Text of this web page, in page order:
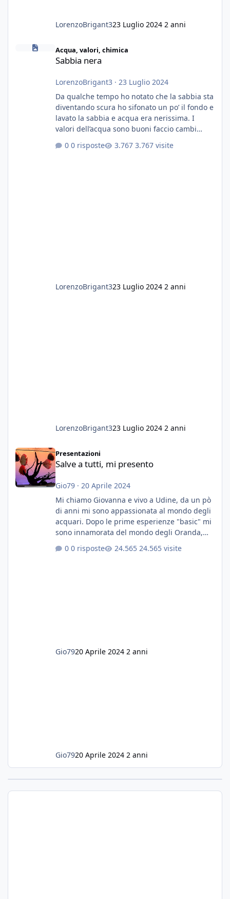
LorenzoBrigant323 Luglio 2024 2 anni
Sabbia nera
Acqua, valori, chimica
Sabbia nera
LorenzoBrigant3 · 23 Luglio 2024
Da qualche tempo ho notato che la sabbia sta
diventando scura ho sifonato un po’ il fondo e
lavato la sabbia e acqua era nerissima. I
valori dell’acqua sono buoni faccio cambi
fertilizzato.le foglie delle piante sono
0 risposte 3.767 visite
LorenzoBrigant323 Luglio 2024 2 anni
LorenzoBrigant323 Luglio 2024 2 anni
Presentazioni
Salve a tutti, mi presento
Gio79· 20 Aprile 2024
Mi chiamo Giovanna e vivo a Udine, da un pò
di anni mi sono appassionata al mondo degli
acquari. Dopo le prime esperienze "basic" mi
sono innamorata del mondo degli Oranda,
E' stata una bella scuola per quanto riguarda
0 risposte 24.565 visite
Gio7920 Aprile 2024 2 anni
Gio7920 Aprile 2024 2 anni